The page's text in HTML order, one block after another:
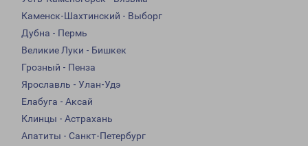
Каменск-Шахтинский - Выборг
Дубна - Пермь
Великие Луки - Бишкек
Грозный - Пенза
Ярославль - Улан-Удэ
Елабуга - Аксай
Клинцы - Астрахань
Апатиты - Санкт-Петербург